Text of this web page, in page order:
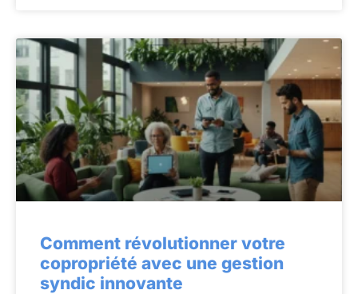
Comment révolutionner votre
copropriété avec une gestion
syndic innovante